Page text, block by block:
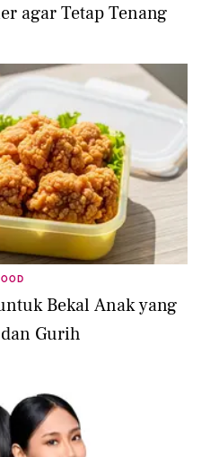
agar Tetap Tenang
Bekal Anak yang
Gurih